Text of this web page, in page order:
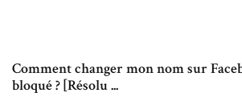
Comment changer mon nom sur
bloqué ? [Résolu ...